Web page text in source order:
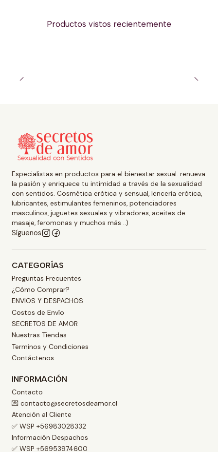
Productos vistos recientemente
Especialistas en productos para el bienestar sexual. renueva
la pasión y enriquece tu intimidad a través de la sexualidad
con sentidos. Cosmética erótica y sensual, lencería erótica,
lubricantes, estimulantes femeninos, potenciadores
masculinos, juguetes sexuales y vibradores, aceites de
masaje, feromonas y muchos más ..)
Síguenos
CATEGORÍAS
Preguntas Frecuentes
¿Cómo Comprar?
ENVIOS Y DESPACHOS
Costos de Envío
SECRETOS DE AMOR
Nuestras Tiendas
Terminos y Condiciones
Contáctenos
INFORMACIÓN
Contacto
💌 contacto@secretosdeamor.cl
Atención al Cliente
✅ WSP +56983028332
Información Despachos
✅ WSP +56953974600